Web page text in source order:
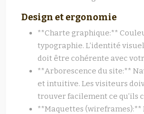
Design et ergonomie
**Charte graphique:**
typographie. L’identité
doit être cohérente avec
**Arborescence du site:**
et intuitive. Les visiteurs
trouver facilement ce qu’ils
**Maquettes (wireframes):**